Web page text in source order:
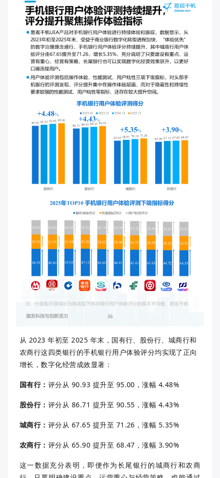
从 2023 年初至 2025 年末， 国有行、股份行、城商行和
农商行这四类银行的手机银行用户体验评分均实现了正向
增长，数字化经营成效显著：
国有行： 评分从 90.93 提升至 95.00，涨幅 4.48%
股份行： 评分从 86.71 提升至 90.55，涨幅 4.43%
城商行： 评分从 67.65 提升至 71.26，涨幅 5.35%
农商行： 评分从 65.90 提升至 68.47，涨幅 3.90%
这一数据充分表明，即便作为长尾银行的城商行和农商